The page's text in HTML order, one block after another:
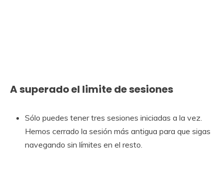
A superado el limite de sesiones
Sólo puedes tener tres sesiones iniciadas a la vez.
Hemos cerrado la sesión más antigua para que sigas
navegando sin límites en el resto.